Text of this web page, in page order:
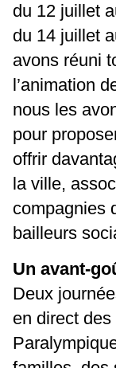
du 12 juillet
du 14 juillet
avons réuni
l’animation
nous les
pour
offrir
la ville,
compagnies
bailleurs
Un avant-
Deux
en direct